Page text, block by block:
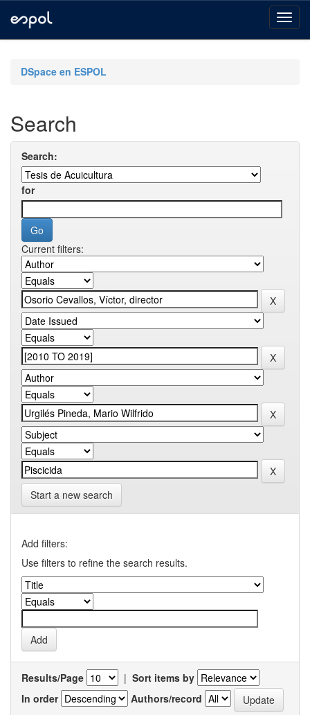
navigationDSpace en ESPOL
Search
Search:
for
Current filters:
Start a new search
Add filters:
Use filters to refine the search results.
Results/Page | Sort items by
In order
Authors/record